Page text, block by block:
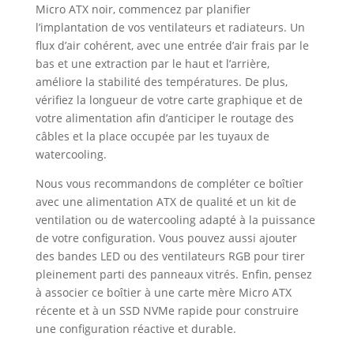
Micro ATX noir, commencez par planifier
l’implantation de vos ventilateurs et radiateurs. Un
flux d’air cohérent, avec une entrée d’air frais par le
bas et une extraction par le haut et l’arrière,
améliore la stabilité des températures. De plus,
vérifiez la longueur de votre carte graphique et de
votre alimentation afin d’anticiper le routage des
câbles et la place occupée par les tuyaux de
watercooling.
Nous vous recommandons de compléter ce boîtier
avec une alimentation ATX de qualité et un kit de
ventilation ou de watercooling adapté à la puissance
de votre configuration. Vous pouvez aussi ajouter
des bandes LED ou des ventilateurs RGB pour tirer
pleinement parti des panneaux vitrés. Enfin, pensez
à associer ce boîtier à une carte mère Micro ATX
récente et à un SSD NVMe rapide pour construire
une configuration réactive et durable.